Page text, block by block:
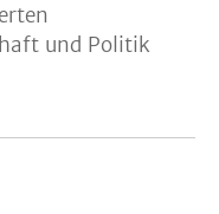
und Politik